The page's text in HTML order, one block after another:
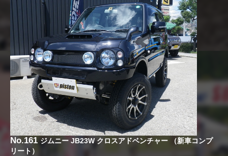
No.161 ジムニー JB23W クロスアドベンチャー （新車コンプ
リート）